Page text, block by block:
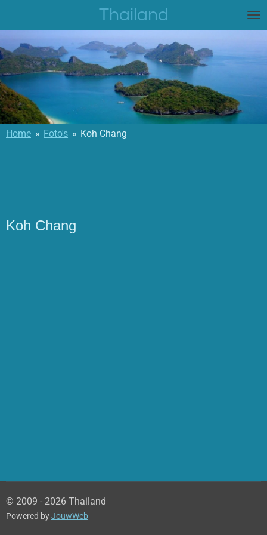
naar
de
hoofdinhoud
Thailand
Home » Foto's » Koh Chang
Koh Chang
© 2009 - 2026 Thailand
Powered byJouwWeb